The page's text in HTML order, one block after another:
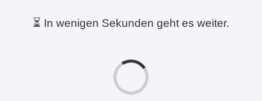
⏳ In wenigen Sekunden geht es weiter.